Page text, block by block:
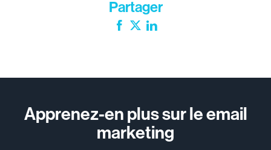
Partager
Facebook
Twitter
Apprenez-en plus sur le email
marketing